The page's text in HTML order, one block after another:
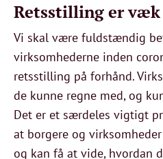
Retsstilling er væk
Vi skal være fuldstændig
virksomhederne inden
retsstilling på forhånd.
de kunne regne med, og
Det er et særdeles vigtigt
at borgere og
og kan få at vide, hvordan